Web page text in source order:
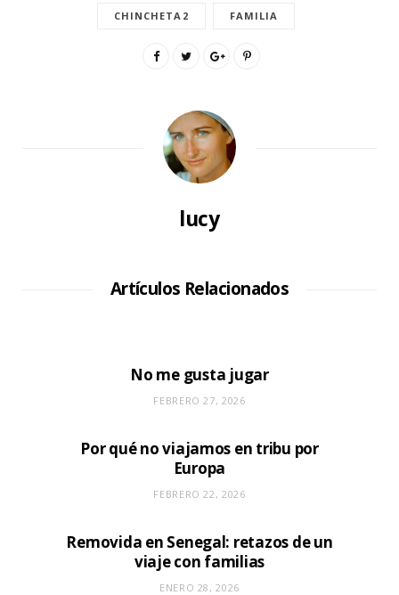
CHINCHETA2 FAMILIA
lucy
Artículos Relacionados
No me gusta jugar
FEBRERO 27, 2026
Por qué no viajamos en tribu por
Europa
FEBRERO 22, 2026
Removida en Senegal: retazos de un
viaje con familias
ENERO 28, 2026